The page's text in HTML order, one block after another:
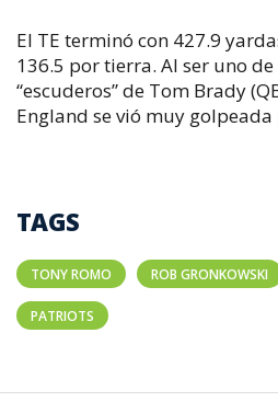
El TE terminó con 427.9
136.5 por tierra. Al ser uno
“escuderos” de Tom Brady
England se vió muy
TAGS
TONY ROMO ROB GRONKOWSKI
PATRIOTS